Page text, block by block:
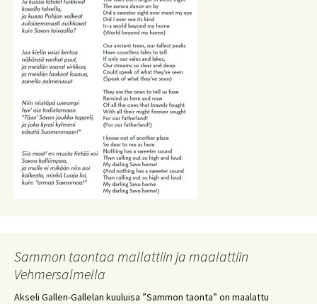
Sammon taontaa mallattiin ja maalattiin
Vehmersalmella
Akseli Gallen-Gallelan kuuluisa ”Sammon taonta” on maalattu